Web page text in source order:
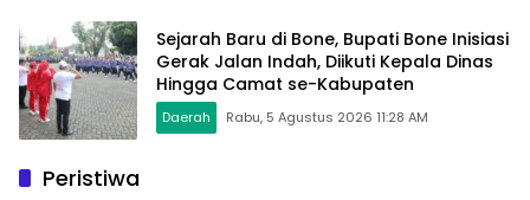
Sejarah Baru di Bone, Bupati Bone Inisiasi
Gerak Jalan Indah, Diikuti Kepala Dinas
Hingga Camat se-Kabupaten
Daerah Rabu, 5 Agustus 2026 11:28 AM
Peristiwa